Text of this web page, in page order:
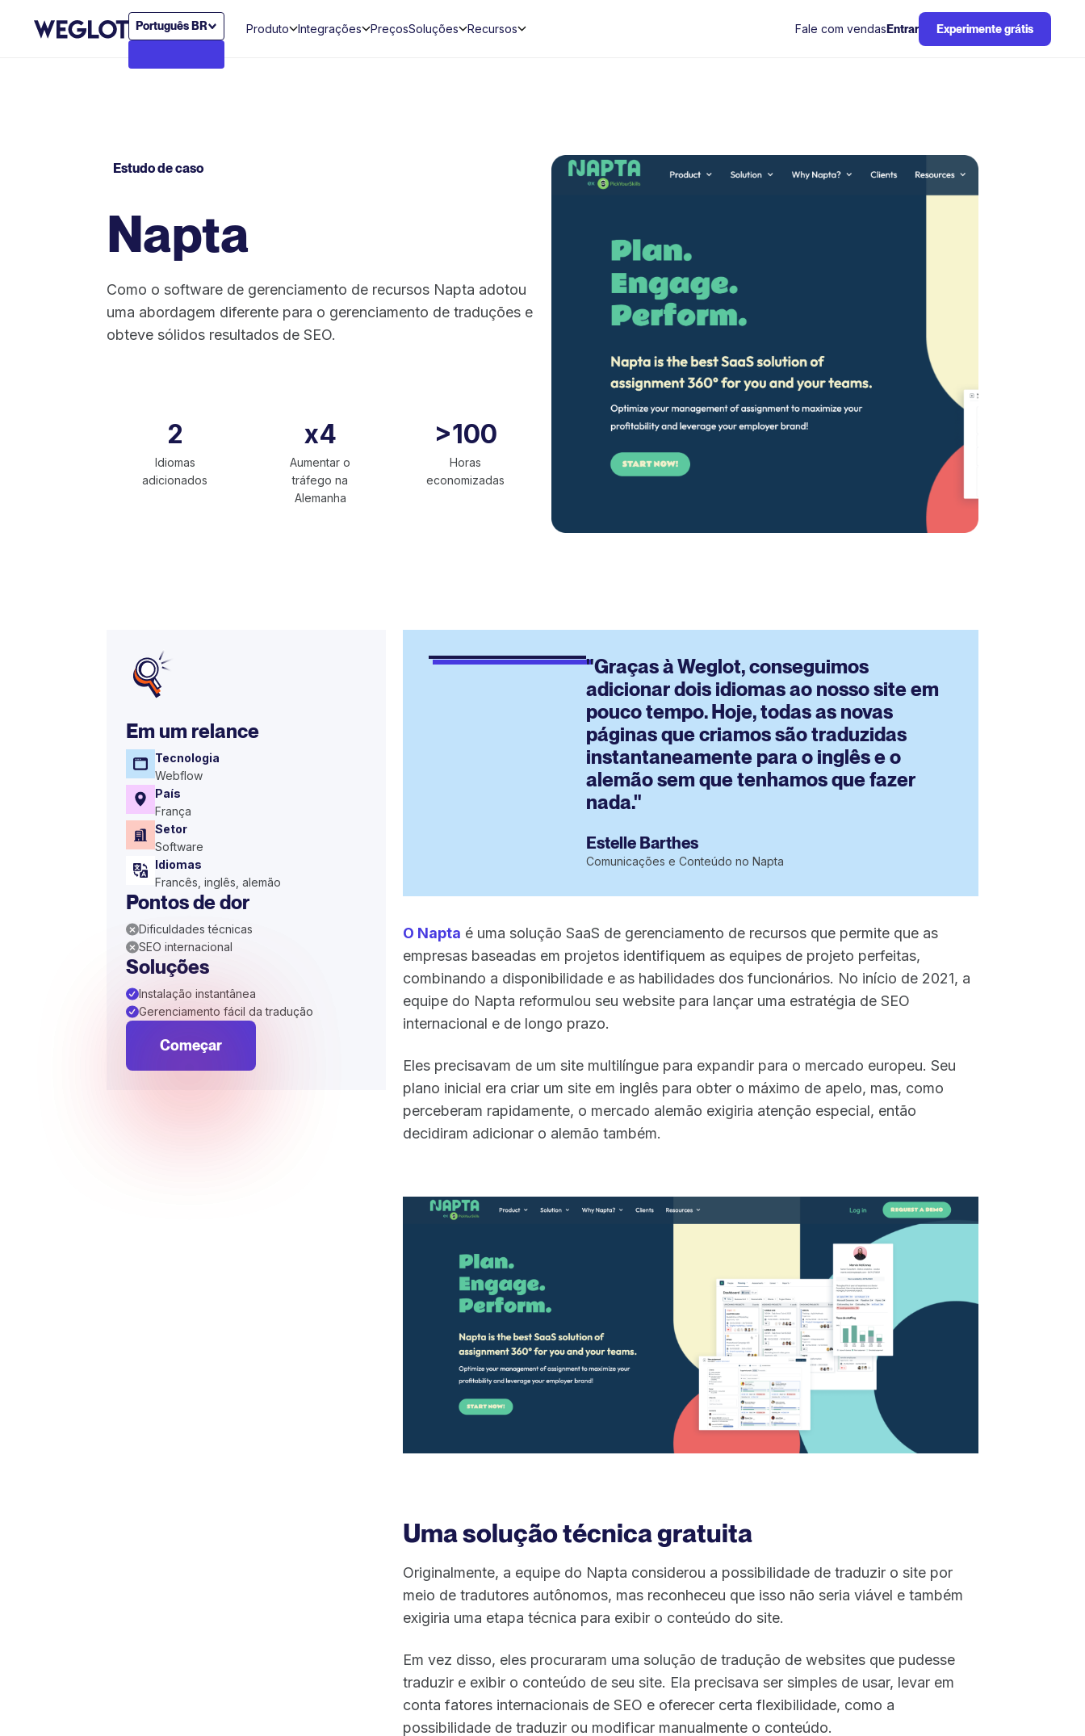
Português BR Produto Integrações PreçosSoluções Recursos Fale com vendas Entrar Experimente grátis
Estudo de caso
Napta
Como o software de gerenciamento de recursos Napta adotou
uma abordagem diferente para o gerenciamento de traduções e
obteve sólidos resultados de SEO.
2
Idiomas
adicionados
x4
Aumentar o
tráfego na
Alemanha
>100
Horas
economizadas
Em um relance
Tecnologia
Webflow
País
França
Setor
Software
Idiomas
Francês, inglês, alemão
Pontos de dor
Dificuldades técnicas
SEO internacional
Soluções
Instalação instantânea
Gerenciamento fácil da tradução
Começar
"Graças à Weglot, conseguimos
adicionar dois idiomas ao nosso site em
pouco tempo. Hoje, todas as novas
páginas que criamos são traduzidas
instantaneamente para o inglês e o
alemão sem que tenhamos que fazer
nada."
Estelle Barthes
Comunicações e Conteúdo no Napta
O Napta é uma solução SaaS de gerenciamento de recursos que permite que as
empresas baseadas em projetos identifiquem as equipes de projeto perfeitas,
combinando a disponibilidade e as habilidades dos funcionários. No início de 2021, a
equipe do Napta reformulou seu website para lançar uma estratégia de SEO
internacional e de longo prazo.
Eles precisavam de um site multilíngue para expandir para o mercado europeu. Seu
plano inicial era criar um site em inglês para obter o máximo de apelo, mas, como
perceberam rapidamente, o mercado alemão exigiria atenção especial, então
decidiram adicionar o alemão também.
Uma solução técnica gratuita
Originalmente, a equipe do Napta considerou a possibilidade de traduzir o site por
meio de tradutores autônomos, mas reconheceu que isso não seria viável e também
exigiria uma etapa técnica para exibir o conteúdo do site.
Em vez disso, eles procuraram uma solução de tradução de websites que pudesse
traduzir e exibir o conteúdo de seu site. Ela precisava ser simples de usar, levar em
conta fatores internacionais de SEO e oferecer certa flexibilidade, como a
possibilidade de traduzir ou modificar manualmente o conteúdo.